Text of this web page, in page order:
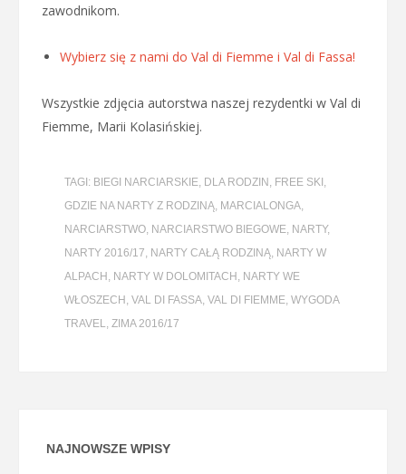
zawodnikom.
Wybierz się z nami do Val di Fiemme i Val di Fassa!
Wszystkie zdjęcia autorstwa naszej rezydentki w Val di
Fiemme, Marii Kolasińskiej.
TAGI: BIEGI NARCIARSKIE, DLA RODZIN , FREE SKI ,
GDZIE NA NARTY Z RODZINĄ, MARCIALONGA,
NARCIARSTWO, NARCIARSTWO BIEGOWE, NARTY,
NARTY 2016/17, NARTY CAŁĄ RODZINĄ, NARTY W
ALPACH , NARTY W DOLOMITACH , NARTY WE
WŁOSZECH , VAL DI FASSA, VAL DI FIEMME, WYGODA
TRAVEL, ZIMA 2016/17
NAJNOWSZE WPISY